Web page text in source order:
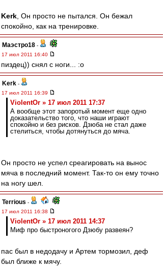
Kerk , Он просто не пытался. Он бежал
спокойно, как на тренировке.
Маэстро18 -
17 июл 2011 16:40
пиздец)) снял с ноги... :o
Kerk -
17 июл 2011 16:39
ViolentOr » 17 июл 2011 17:37
А вообще этот запоротый момент еще одно
доказательство того, что наши играют
спокойно и без рисков. Дзюба не стал даже
стелиться, чтобы дотянуться до мяча.
Он просто не успел среагировать на вынос
мяча в последний момент. Так-то он ему точно
на ногу шел.
Terrious -
17 июл 2011 16:38
ViolentOr » 17 июл 2011 14:37
Миф про быстроногого Дзюбу развеян?
пас был в недодачу и Артем тормозил, деф
был ближе к мячу.